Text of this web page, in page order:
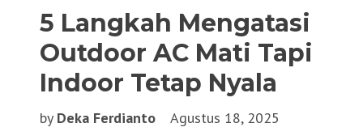
5 Langkah Mengatasi
Outdoor AC Mati Tapi
Indoor Tetap Nyala
by Deka Ferdianto Agustus 18, 2025